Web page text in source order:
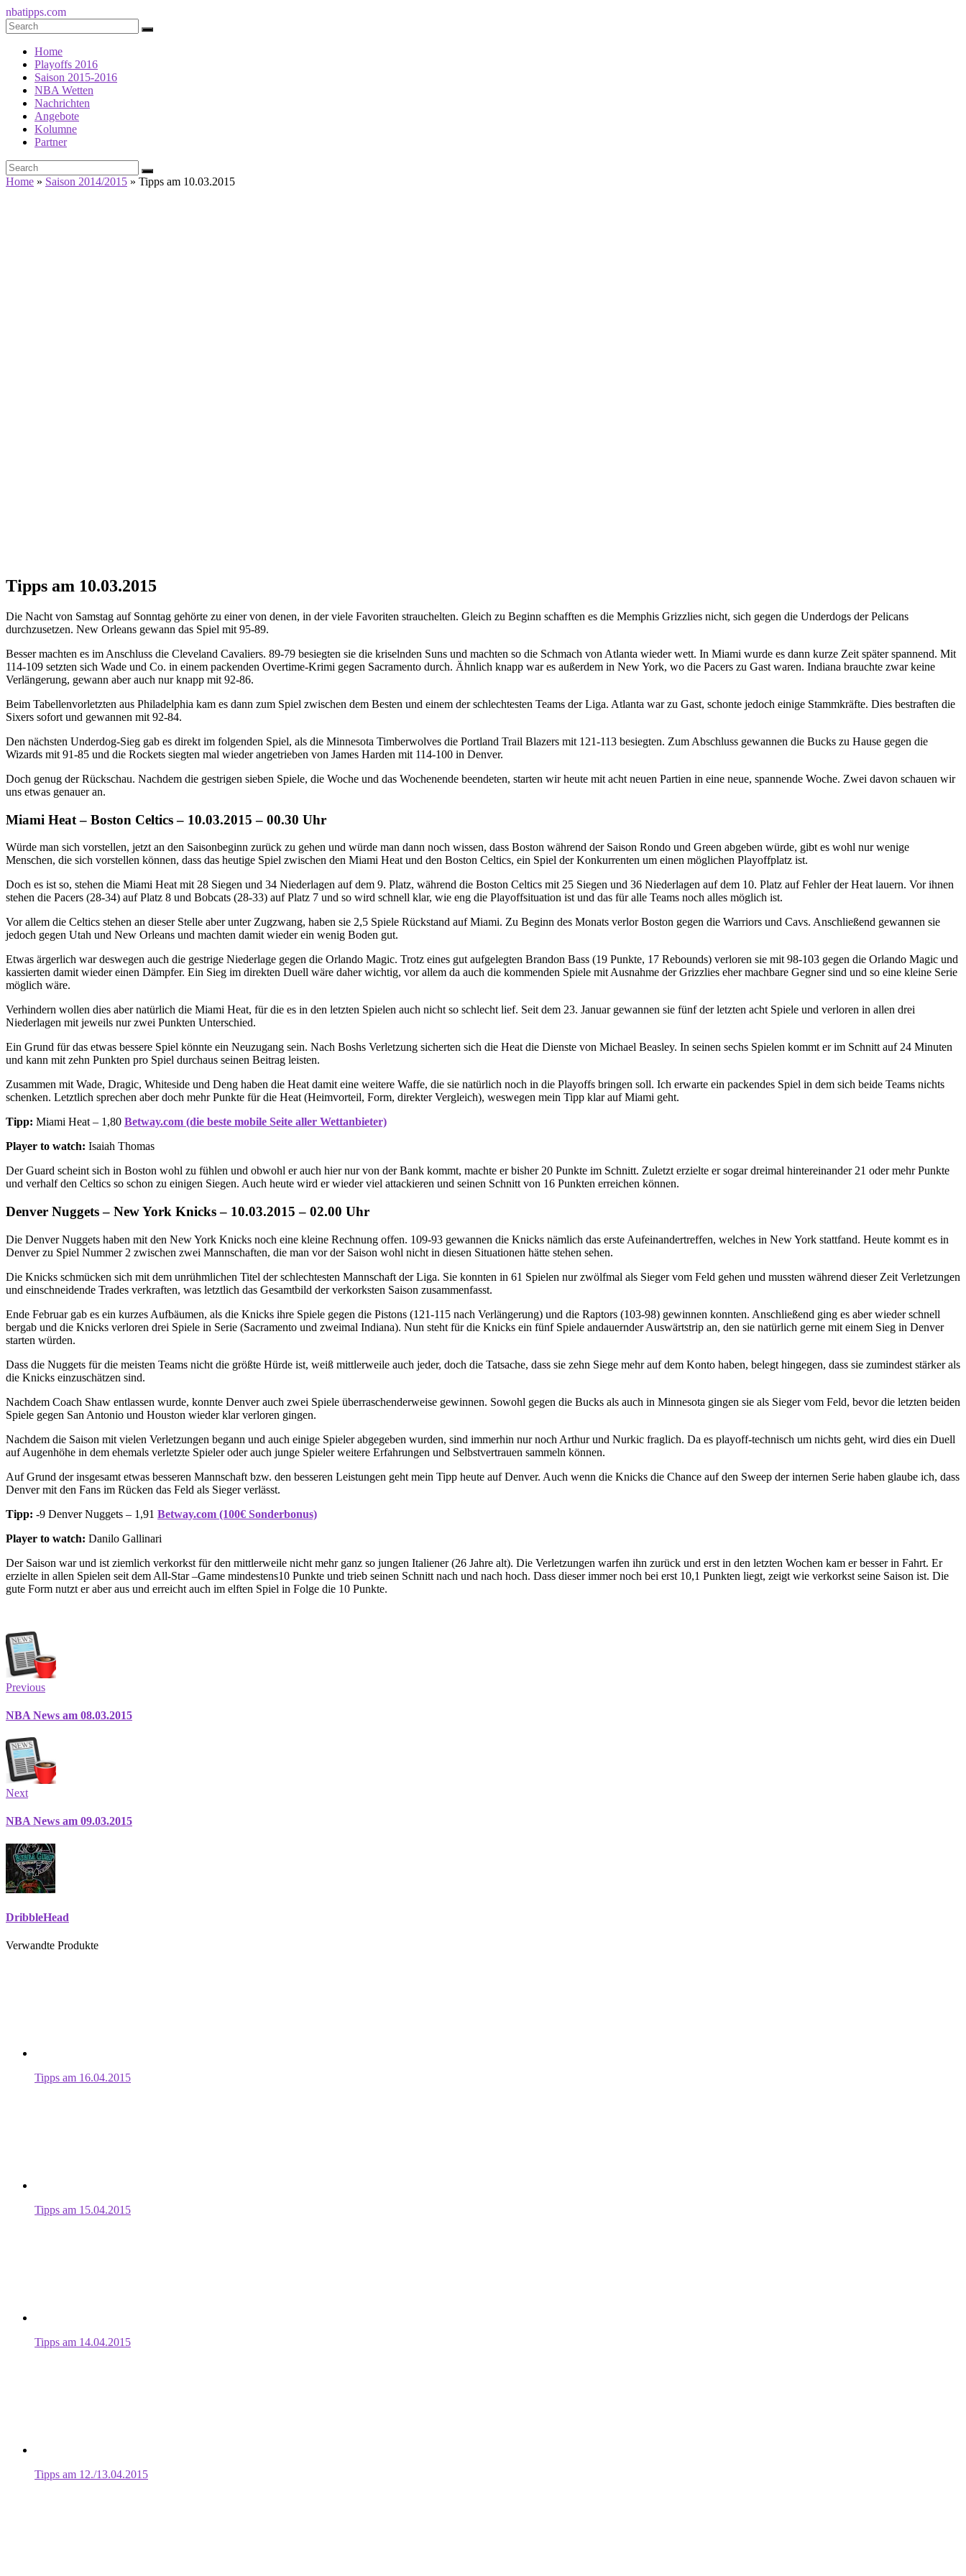
nbatipps.com
Home
Playoffs 2016
Saison 2015-2016
NBA Wetten
Nachrichten
Angebote
Kolumne
Partner
Home » Saison 2014/2015 » Tipps am 10.03.2015
Tipps am 10.03.2015
Die Nacht von Samstag auf Sonntag gehörte zu einer von denen, in der viele Favoriten strauchelten. Gleich zu Beginn schafften es die Memphis Grizzlies nicht, sich gegen die Underdogs der Pelicans
durchzusetzen. New Orleans gewann das Spiel mit 95-89.
Besser machten es im Anschluss die Cleveland Cavaliers. 89-79 besiegten sie die kriselnden Suns und machten so die Schmach von Atlanta wieder wett. In Miami wurde es dann kurze Zeit später spannend. Mit
114-109 setzten sich Wade und Co. in einem packenden Overtime-Krimi gegen Sacramento durch. Ähnlich knapp war es außerdem in New York, wo die Pacers zu Gast waren. Indiana brauchte zwar keine
Verlängerung, gewann aber auch nur knapp mit 92-86.
Beim Tabellenvorletzten aus Philadelphia kam es dann zum Spiel zwischen dem Besten und einem der schlechtesten Teams der Liga. Atlanta war zu Gast, schonte jedoch einige Stammkräfte. Dies bestraften die
Sixers sofort und gewannen mit 92-84.
Den nächsten Underdog-Sieg gab es direkt im folgenden Spiel, als die Minnesota Timberwolves die Portland Trail Blazers mit 121-113 besiegten. Zum Abschluss gewannen die Bucks zu Hause gegen die
Wizards mit 91-85 und die Rockets siegten mal wieder angetrieben von James Harden mit 114-100 in Denver.
Doch genug der Rückschau. Nachdem die gestrigen sieben Spiele, die Woche und das Wochenende beendeten, starten wir heute mit acht neuen Partien in eine neue, spannende Woche. Zwei davon schauen wir
uns etwas genauer an.
Miami Heat – Boston Celtics – 10.03.2015 – 00.30 Uhr
Würde man sich vorstellen, jetzt an den Saisonbeginn zurück zu gehen und würde man dann noch wissen, dass Boston während der Saison Rondo und Green abgeben würde, gibt es wohl nur wenige
Menschen, die sich vorstellen können, dass das heutige Spiel zwischen den Miami Heat und den Boston Celtics, ein Spiel der Konkurrenten um einen möglichen Playoffplatz ist.
Doch es ist so, stehen die Miami Heat mit 28 Siegen und 34 Niederlagen auf dem 9. Platz, während die Boston Celtics mit 25 Siegen und 36 Niederlagen auf dem 10. Platz auf Fehler der Heat lauern. Vor ihnen
stehen die Pacers (28-34) auf Platz 8 und Bobcats (28-33) auf Platz 7 und so wird schnell klar, wie eng die Playoffsituation ist und das für alle Teams noch alles möglich ist.
Vor allem die Celtics stehen an dieser Stelle aber unter Zugzwang, haben sie 2,5 Spiele Rückstand auf Miami. Zu Beginn des Monats verlor Boston gegen die Warriors und Cavs. Anschließend gewannen sie
jedoch gegen Utah und New Orleans und machten damit wieder ein wenig Boden gut.
Etwas ärgerlich war deswegen auch die gestrige Niederlage gegen die Orlando Magic. Trotz eines gut aufgelegten Brandon Bass (19 Punkte, 17 Rebounds) verloren sie mit 98-103 gegen die Orlando Magic und
kassierten damit wieder einen Dämpfer. Ein Sieg im direkten Duell wäre daher wichtig, vor allem da auch die kommenden Spiele mit Ausnahme der Grizzlies eher machbare Gegner sind und so eine kleine Serie
möglich wäre.
Verhindern wollen dies aber natürlich die Miami Heat, für die es in den letzten Spielen auch nicht so schlecht lief. Seit dem 23. Januar gewannen sie fünf der letzten acht Spiele und verloren in allen drei
Niederlagen mit jeweils nur zwei Punkten Unterschied.
Ein Grund für das etwas bessere Spiel könnte ein Neuzugang sein. Nach Boshs Verletzung sicherten sich die Heat die Dienste von Michael Beasley. In seinen sechs Spielen kommt er im Schnitt auf 24 Minuten
und kann mit zehn Punkten pro Spiel durchaus seinen Beitrag leisten.
Zusammen mit Wade, Dragic, Whiteside und Deng haben die Heat damit eine weitere Waffe, die sie natürlich noch in die Playoffs bringen soll. Ich erwarte ein packendes Spiel in dem sich beide Teams nichts
schenken. Letztlich sprechen aber doch mehr Punkte für die Heat (Heimvorteil, Form, direkter Vergleich), weswegen mein Tipp klar auf Miami geht.
Tipp: Miami Heat – 1,80 Betway.com (die beste mobile Seite aller Wettanbieter)
Player to watch: Isaiah Thomas
Der Guard scheint sich in Boston wohl zu fühlen und obwohl er auch hier nur von der Bank kommt, machte er bisher 20 Punkte im Schnitt. Zuletzt erzielte er sogar dreimal hintereinander 21 oder mehr Punkte
und verhalf den Celtics so schon zu einigen Siegen. Auch heute wird er wieder viel attackieren und seinen Schnitt von 16 Punkten erreichen können.
Denver Nuggets – New York Knicks – 10.03.2015 – 02.00 Uhr
Die Denver Nuggets haben mit den New York Knicks noch eine kleine Rechnung offen. 109-93 gewannen die Knicks nämlich das erste Aufeinandertreffen, welches in New York stattfand. Heute kommt es in
Denver zu Spiel Nummer 2 zwischen zwei Mannschaften, die man vor der Saison wohl nicht in diesen Situationen hätte stehen sehen.
Die Knicks schmücken sich mit dem unrühmlichen Titel der schlechtesten Mannschaft der Liga. Sie konnten in 61 Spielen nur zwölfmal als Sieger vom Feld gehen und mussten während dieser Zeit Verletzungen
und einschneidende Trades verkraften, was letztlich das Gesamtbild der verkorksten Saison zusammenfasst.
Ende Februar gab es ein kurzes Aufbäumen, als die Knicks ihre Spiele gegen die Pistons (121-115 nach Verlängerung) und die Raptors (103-98) gewinnen konnten. Anschließend ging es aber wieder schnell
bergab und die Knicks verloren drei Spiele in Serie (Sacramento und zweimal Indiana). Nun steht für die Knicks ein fünf Spiele andauernder Auswärtstrip an, den sie natürlich gerne mit einem Sieg in Denver
starten würden.
Dass die Nuggets für die meisten Teams nicht die größte Hürde ist, weiß mittlerweile auch jeder, doch die Tatsache, dass sie zehn Siege mehr auf dem Konto haben, belegt hingegen, dass sie zumindest stärker als
die Knicks einzuschätzen sind.
Nachdem Coach Shaw entlassen wurde, konnte Denver auch zwei Spiele überraschenderweise gewinnen. Sowohl gegen die Bucks als auch in Minnesota gingen sie als Sieger vom Feld, bevor die letzten beiden
Spiele gegen San Antonio und Houston wieder klar verloren gingen.
Nachdem die Saison mit vielen Verletzungen begann und auch einige Spieler abgegeben wurden, sind immerhin nur noch Arthur und Nurkic fraglich. Da es playoff-technisch um nichts geht, wird dies ein Duell
auf Augenhöhe in dem ehemals verletzte Spieler oder auch junge Spieler weitere Erfahrungen und Selbstvertrauen sammeln können.
Auf Grund der insgesamt etwas besseren Mannschaft bzw. den besseren Leistungen geht mein Tipp heute auf Denver. Auch wenn die Knicks die Chance auf den Sweep der internen Serie haben glaube ich, dass
Denver mit den Fans im Rücken das Feld als Sieger verlässt.
Tipp: -9 Denver Nuggets – 1,91 Betway.com (100€ Sonderbonus)
Player to watch: Danilo Gallinari
Der Saison war und ist ziemlich verkorkst für den mittlerweile nicht mehr ganz so jungen Italiener (26 Jahre alt). Die Verletzungen warfen ihn zurück und erst in den letzten Wochen kam er besser in Fahrt. Er
erzielte in allen Spielen seit dem All-Star –Game mindestens10 Punkte und trieb seinen Schnitt nach und nach hoch. Dass dieser immer noch bei erst 10,1 Punkten liegt, zeigt wie verkorkst seine Saison ist. Die
gute Form nutzt er aber aus und erreicht auch im elften Spiel in Folge die 10 Punkte.
Previous
NBA News am 08.03.2015
Next
NBA News am 09.03.2015
DribbleHead
Verwandte Produkte
Tipps am 16.04.2015
Tipps am 15.04.2015
Tipps am 14.04.2015
Tipps am 12./13.04.2015